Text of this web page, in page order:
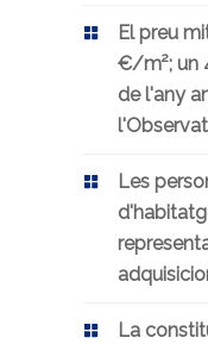
El preu
€/m²; un
de l'any
Les
La